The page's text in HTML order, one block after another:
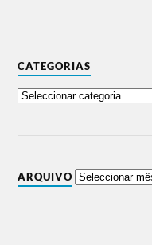
CATEGORIAS
ARQUIVO